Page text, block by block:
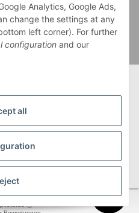
USt., zzgl.Versand
Deutschlands,
entnehmen Sie bitte
Analytics, Google Ads,
change the settings at any
left corner). For further
configuration and our
all
ⓘ